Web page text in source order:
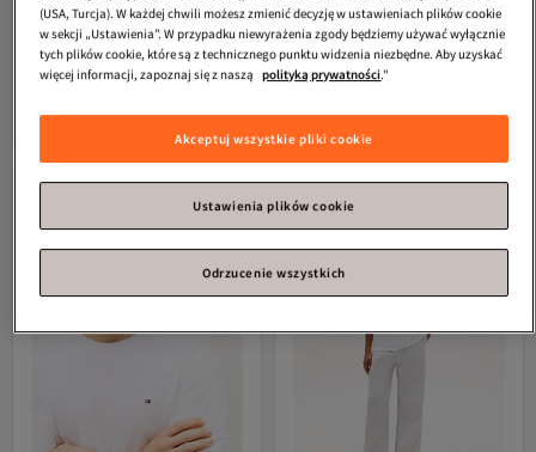
Tommy Hilfiger
Piżama damska /
dziewczęca White / Ithaca Brisk Blue
Darmowa wysyłka
Tommy Hilfiger
UM0UM03834 0TM
L SS ZESTAW PIŻAMY Z DZIANINY Z
336,05zł
(USA, Turcja). W każdej chwili możesz zmienić decyzję w ustawieniach plików cookie
w sekcji „Ustawienia”. W przypadku niewyrażenia zgody będziemy używać wyłącznie
tych plików cookie, które są z technicznego punktu widzenia niezbędne. Aby uzyskać
więcej informacji, zapoznaj się z naszą
polityką prywatności."
Akceptuj wszystkie pliki cookie
Ustawienia plików cookie
Odrzucenie wszystkich